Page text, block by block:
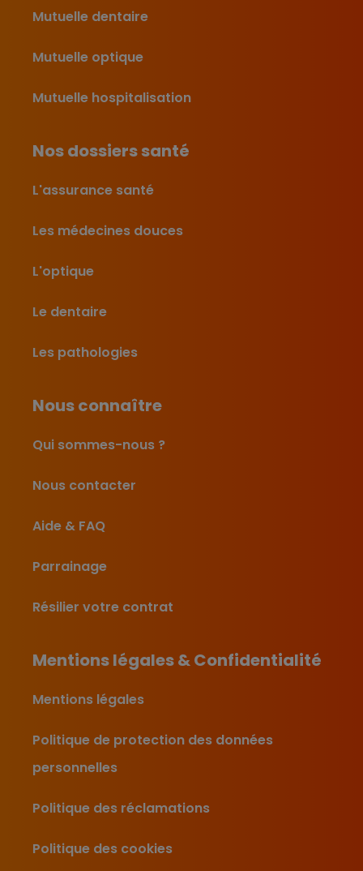
Mutuelle dentaire
Mutuelle optique
Mutuelle hospitalisation
Nos dossiers santé
L'assurance santé
Les médecines douces
L'optique
Le dentaire
Les pathologies
Nous connaître
Qui sommes-nous ?
Nous contacter
Aide & FAQ
Parrainage
Résilier votre contrat
Mentions légales & Confidentialité
Mentions légales
Politique de protection des données
personnelles
Politique des réclamations
Politique des cookies